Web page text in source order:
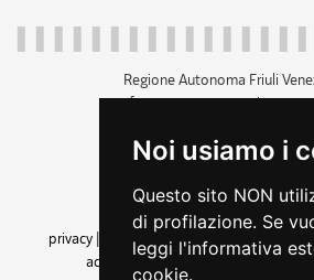
Noi usiamo i
Questo sito NON
di profilazione. Se
leggi l'informativa
cookie.
Regione Autonoma Friuli
c.f. 80014930327; p.iva
+39 040 3771111
amministrazione
privacy
cookie |note legali accessibilità
accessibilità| feedback cambio